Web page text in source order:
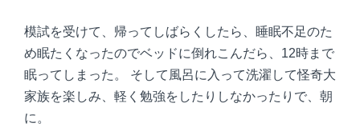
模試を受けて、帰ってしばらくしたら、睡眠不足のた
め眠たくなったのでベッドに倒れこんだら、12時まで
眠ってしまった。 そして風呂に入って洗濯して怪奇大
家族を楽しみ、軽く勉強をしたりしなかったりで、朝
に。